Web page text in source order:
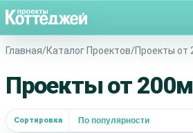
Главная/Каталог Проектов/Проекты от
Проекты от
Сортировка